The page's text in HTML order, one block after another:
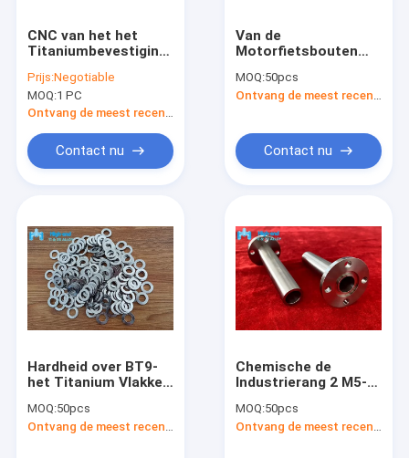
CNC van het het
Titaniumbevestigingsmiddel
het
Titaniumschakelaar
Prijs:Negotiable
MOQ:1 PC
Contact nu
Van de
Motorfietsbouten
industriegr5
Titanium het
MOQ:50pcs
Contact nu
Hardheid over BT9-
het Titanium Vlakke
Titaniumbevestigingsmiddel
34HRC M10
MOQ:50pcs
Chemische de
Industrierang 2 M5-
het Titaniummachine
van CPTi van
MOQ:50pcs